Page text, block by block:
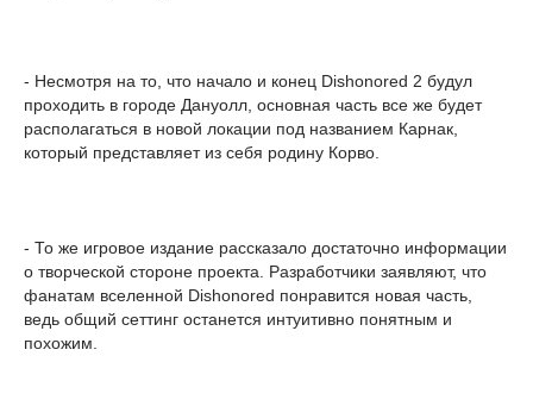
- Несмотря на то, что начало и конец Dishonored 2 будул
проходить в городе Дануолл, основная часть все же будет
располагаться в новой локации под названием Карнак,
который представляет из себя родину Корво.
- То же игровое издание рассказало достаточно информации
о творческой стороне проекта. Разработчики заявляют, что
фанатам вселенной Dishonored понравится новая часть,
ведь общий сеттинг останется интуитивно понятным и
похожим.